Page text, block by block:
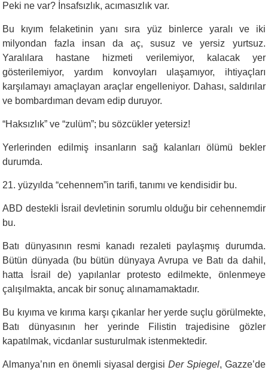
Peki ne var? İnsafsızlık, acımasızlık var.
Bu kıyım felaketinin yanı sıra yüz binlerce yaralı ve iki
milyondan fazla insan da aç, susuz ve yersiz yurtsuz.
Yaralılara hastane hizmeti verilemiyor, kalacak yer
gösterilemiyor, yardım konvoyları ulaşamıyor, ihtiyaçları
karşılamayı amaçlayan araçlar engelleniyor. Dahası, saldırılar
ve bombardıman devam edip duruyor.
“Haksızlık” ve “zulüm”; bu sözcükler yetersiz!
Yerlerinden edilmiş insanların sağ kalanları ölümü bekler
durumda.
21. yüzyılda “cehennem”in tarifi, tanımı ve kendisidir bu.
ABD destekli İsrail devletinin sorumlu olduğu bir cehennemdir
bu.
Batı dünyasının resmi kanadı rezaleti paylaşmış durumda.
Bütün dünyada (bu bütün dünyaya Avrupa ve Batı da dahil,
hatta İsrail de) yapılanlar protesto edilmekte, önlenmeye
çalışılmakta, ancak bir sonuç alınamamaktadır.
Bu kıyıma ve kırıma karşı çıkanlar her yerde suçlu görülmekte,
Batı dünyasının her yerinde Filistin trajedisine gözler
kapatılmak, vicdanlar susturulmak istenmektedir.
Almanya’nın en önemli siyasal dergisiDer Spiegel, Gazze’de